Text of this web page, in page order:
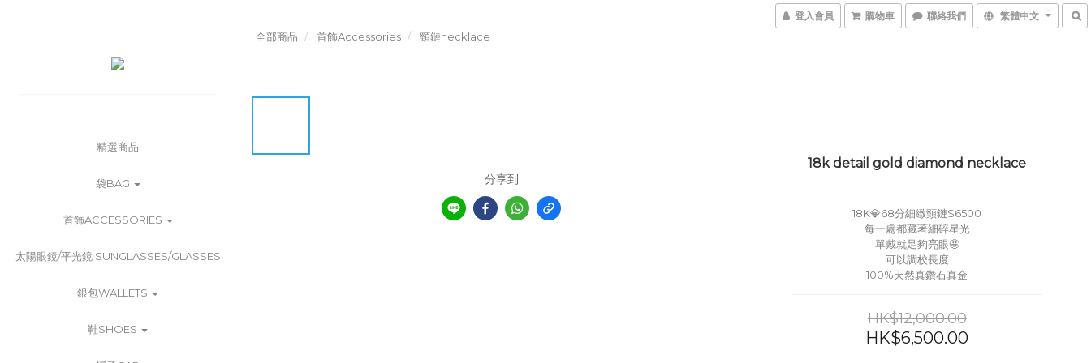
登入會員 購物車 聯絡我們 繁體中文
精選商品
袋BAG
首飾ACCESSORIES
太陽眼鏡/平光鏡 SUNGLASSES/GLASSES
銀包WALLETS
鞋SHOES
全部商品 首飾Accessories 頸鏈necklace
分享到
18k detail gold diamond necklace
18K💎68分細緻頸鏈$6500
每一處都藏著細碎星光
單戴就足夠亮眼🤩
可以調校長度
100%天然真鑽石真金
HK$12,000.00
HK$6,500.00